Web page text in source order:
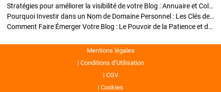
Stratégies pour améliorer la visibilité de votre Blog : Annuaire et Collaborations
Pourquoi Investir dans un Nom de Domaine Personnel : Les Clés de la Réussite de Votre Blog
Comment Faire Émerger Votre Blog : Le Pouvoir de la Patience et de la Persévérance
Mentions légales
Conditions d’Utilisation
CGV
Cookies